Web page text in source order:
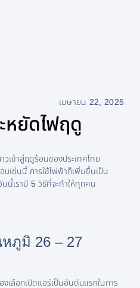
เมษายน 22, 2025
หยัดไฟฤดู
เข้าสู่ฤดูร้อนของประเทศไทย
บเช่นนี้ การใช้ไฟฟ้าก็เพิ่มขึ้นเป็น
นี้เรามี 5 วิธีที่จะทำให้ทุกคน
ภูมิ 26 – 27
เลือกเปิดแอร์เป็นอันดับแรกในการ